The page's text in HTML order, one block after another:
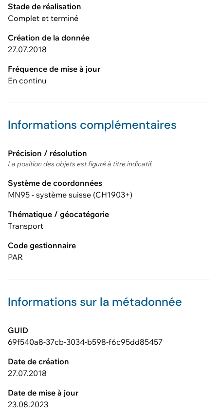
Stade de réalisation
Complet et terminé
Création de la donnée
27.07.2018
Fréquence de mise à jour
En continu
Informations complémentaires
Précision / résolution
La position des objets est figuré à titre indicatif.
Système de coordonnées
MN95 - système suisse (CH1903+)
Thématique / géocatégorie
Transport
Code gestionnaire
PAR
Informations sur la métadonnée
GUID
69f540a8-37cb-3034-b598-f6c95dd85457
Date de création
27.07.2018
Date de mise à jour
23.08.2023